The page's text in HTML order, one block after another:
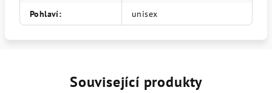
Pohlaví: unisex
Související produkty